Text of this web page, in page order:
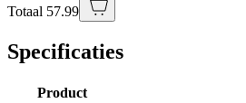
Totaal 57.99
Specificaties
Product